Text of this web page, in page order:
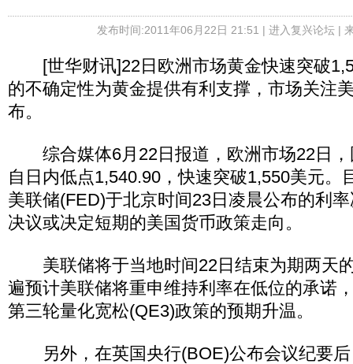
发布时间:2011年06月22日 21:51 | 进入复兴论坛|
[世华财讯]22日欧洲市场黄金快速突破
的不确定性为黄金提供有利支撑，市场关注
布。
综合媒体6月22日报道，欧洲市场22日，
自日内低点1,540.90，快速突破1,550美元。
美联储(FED)于北京时间23日凌晨公布的利
决议或决定短期的美国货币政策走向。
美联储将于当地时间22日结束为期两天
遍预计美联储将重申维持利率在低位的承诺
第三轮量化宽松(QE3)政策的预期升温。
另外，在英国央行(BOE)公布会议纪要后